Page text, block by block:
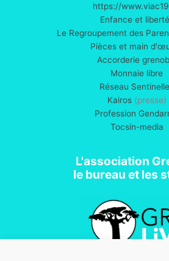
https://
Enfance et
Le Regroupement des
Pièces et main
Accorderie
Monnaie libre
Réseau
Kairos(presse)
Profession
Tocsin-media
L'association
le bureau et les